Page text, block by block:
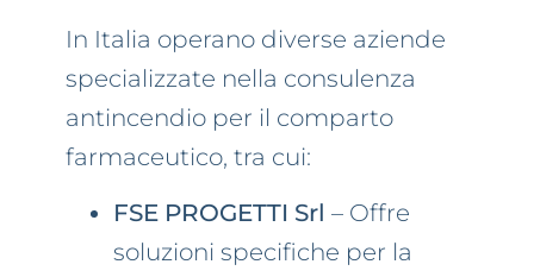
In Italia operano diverse aziende
specializzate nella consulenza
antincendio per il comparto
farmaceutico, tra cui:
FSE PROGETTI Srl – Offre
soluzioni specifiche per la